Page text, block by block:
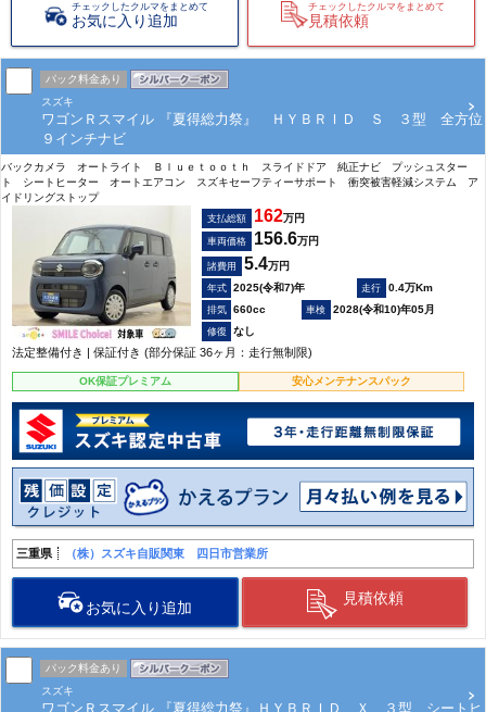
チェックしたクルマをまとめて
お気に入り追加
チェックしたクルマをまとめて
見積依頼
パック料金あり
スズキ
ワゴンＲスマイル 『夏得総力祭』 ＨＹＢＲＩＤ Ｓ ３型 全方位
９インチナビ
バックカメラ オートライト Ｂｌｕｅｔｏｏｔｈ スライドドア 純正ナビ プッシュスター
ト シートヒーター オートエアコン スズキセーフティーサポート 衝突被害軽減システム ア
イドリングストップ
支払総額 162万円
車両価格 156.6万円
諸費用 5.4万円
2025(令和7)年
0.4万Km
660cc
2028(令和10)年05月
なし
法定整備付き | 保証付き (部分保証 36ヶ月：走行無制限)
OK保証プレミアム 安心メンテナンスパック
三重県 （株）スズキ自販関東 四日市営業所
お気に入り追加
見積依頼
パック料金あり
スズキ
ワゴンＲスマイル 『夏得総力祭』ＨＹＢＲＩＤ Ｘ ３型 シートヒ